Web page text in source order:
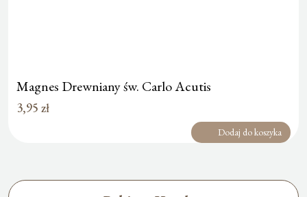
Magnes Drewniany św. Carlo Acutis
3,95 zł
Dodaj do koszyka